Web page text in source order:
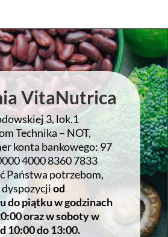
VitaNutrica
3, lok.1
Technika – NOT,
konta bankowego: 97
4000 8360 7833
Państwa potrzebom,
od
do piątku w godzinach
oraz w soboty w
10:00 do 13:00.